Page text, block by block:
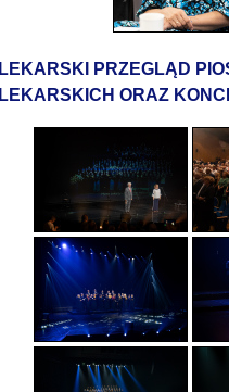
LEKARSKI PRZEGLĄD
LEKARSKICH ORAZ